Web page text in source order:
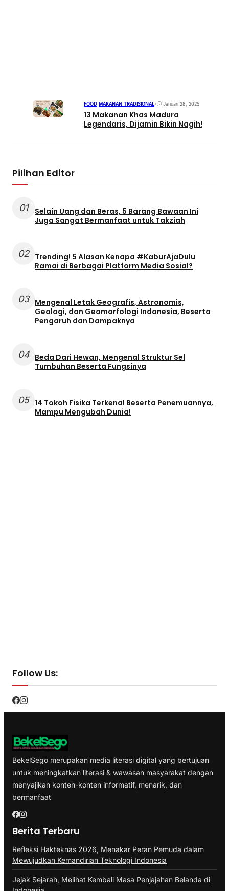
FOOD MAKANAN TRADISIONAL• Januari 28, 2025
13 Makanan Khas Madura
Legendaris, Dijamin Bikin Nagih!
Pilihan Editor
01
Selain Uang dan Beras, 5 Barang Bawaan Ini
Juga Sangat Bermanfaat untuk Takziah
02 Trending! 5 Alasan Kenapa #KaburAjaDulu
Ramai di Berbagai Platform Media Sosial?
03 Mengenal Letak Geografis, Astronomis,
Geologi, dan Geomorfologi Indonesia, Beserta
Pengaruh dan Dampaknya
04 Beda Dari Hewan, Mengenal Struktur Sel
Tumbuhan Beserta Fungsinya
05 14 Tokoh Fisika Terkenal Beserta Penemuannya,
Mampu Mengubah Dunia!
Follow Us:
BekelSego merupakan media literasi digital yang bertujuan
untuk meningkatkan literasi & wawasan masyarakat dengan
menyajikan konten-konten informatif, menarik, dan
bermanfaat
Berita Terbaru
Refleksi Hakteknas 2026, Menakar Peran Pemuda dalam
Mewujudkan Kemandirian Teknologi Indonesia
Jejak Sejarah, Melihat Kembali Masa Penjajahan Belanda di